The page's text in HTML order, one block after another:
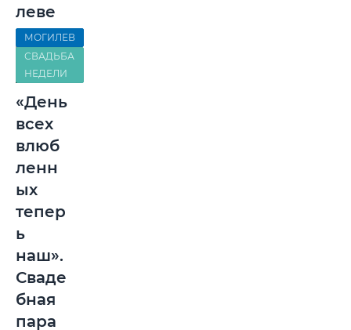
леве
МОГИЛЕВ
СВАДЬБА
НЕДЕЛИ
«День
всех
влюб
ленн
ых
тепер
ь
наш».
Сваде
бная
пара